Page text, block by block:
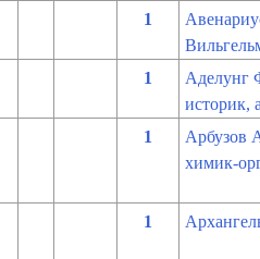
1
1
Аделунг
историк,
1
Арбузов
химик-
1